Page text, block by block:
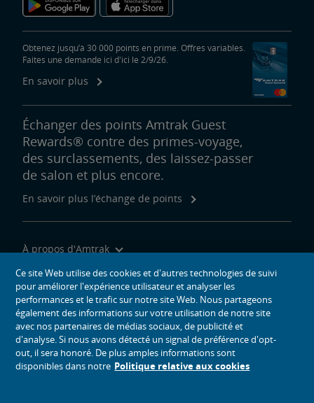
Obtenez jusqu’à 30 000 points en prime. Offres variables.
Faites une demande ici d'ici le 2/9/26.
En savoir plus
Échanger des points Amtrak Guest
Rewards® contre des primes-voyage,
des surclassements, des laissez-passer
de salon et plus encore.
En savoir plus l’échange de points
À propos d'Amtrak
Voyager avec nous
Outils du site
icônes de médias sociaux
Amtrak sur Facebook s’ouvre dans une nouvelle fenêtre
Amtrak sur Twitter s’ouvre dans une nouvelle fenêtre
Amtrak sur Instagram s’ouvre dans une nouvelle fenêtre
Amtrak sur Linkedin s’ouvre dans une nouvelle fenêtre
Amtrak sur Youtube s’ouvre dans une nouvelle
Pinterest s’ouvre dans une nouvelle
Ce site Web utilise des cookies et d'autres technologies de suivi
pour améliorer l'expérience utilisateur et analyser les
performances et le trafic sur notre site Web. Nous partageons
également des informations sur votre utilisation de notre site
avec nos partenaires de médias sociaux, de publicité et
d'analyse. Si nous avons détecté un signal de préférence d'opt-
out, il sera honoré. De plus amples informations sont
disponibles dans notre Politique relative aux cookies